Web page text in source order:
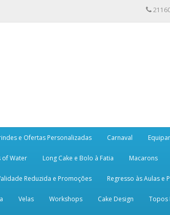
e Ofertas Personalizadas Carnaval
of Water Long Cake e Bolo à Fatia Macarons
Reduzida e Promoções Regresso às Aulas e
Velas Workshops Cake Design Topos